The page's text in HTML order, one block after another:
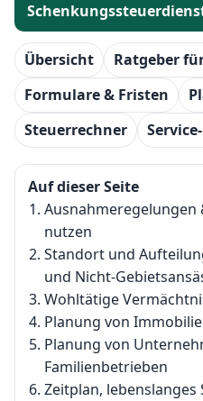
Übersicht
Ratgeber
Formulare & Fristen
Steuerrechner
Auf dieser Seite
Ausnahmeregelungen
nutzen
Standort und
und Nicht-
Wohltätige
Planung von
Planung von
Familienbetrieben
Zeitplan, lebenslanges